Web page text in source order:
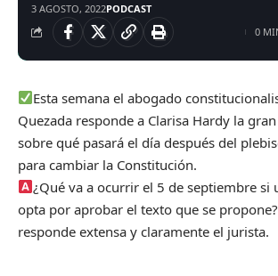
3 AGOSTO, 2022PODCAST
0
Esta semana el abogado
Quezada responde a Clarisa Hardy la
sobre qué pasará el día después del
para cambiar la Constitución.
¿Qué va a ocurrir el 5 de septiembre si
opta por aprobar el texto que se
responde extensa y claramente el jurista.